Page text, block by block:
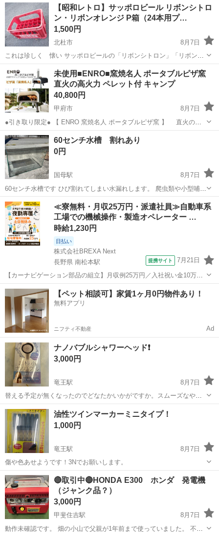
が経年劣化で色褪せが見られます。 エコバッグの方は一度洗濯をした
ので...
山梨 甲斐市 竜王駅 ノベルティグッズ
【昭和レトロ】サッポロビール リボンシトロ
ン・リボンオレンジ P箱（24本用プ…
1,500円
北杜市
8月7日
これは珍しく 懐い サッポロビールの「リボンシトロン」「リボンオ
レンジ」のロゴが入った、赤色の24本用プラスチックケース（P箱）
です。 昭和レトロな雰囲気が漂うアイテムで、インテリア、DIYの素
材...
山梨 北杜市 家庭用品
未使用■ENRO■窯焼名人 ポータブルピザ窯
直火の高火力 ペレット付 キャンプ
40,800円
甲府市
8月7日
●引き取り限定● 【 ENRO 窯焼名人 ポータブルピザ窯 】 直火の高
火力 キャンプ アウトドア 焚火 煙突 お庭やキャンプでお店レベルの
ピザ ペレット付き 【商品詳細】 火で焼くとピザは最高に美...
山梨 甲府市 調理器具
60センチ水槽 割れあり
0円
国母駅
8月7日
60センチ水槽です ひび割れてしまい水漏れします。 爬虫類や小型哺乳
類用には使えると思います
山梨 中巨摩郡 国母駅 その他 水槽
≪寮無料・月収25万円・派遣社員≫自動車系
工場での機械操作・製造オペレーター …
時給1,230円
日払い
株式会社BREXA Next
長野県 南松本駅
提携サイト 7月21日
【カーナビゲーション部品の組立】月収例25万円／入社祝い金10万
円！／うれしい土日祝休み★年間休日125日／稼げる夜勤専属！日払い
OK！ 人気の工場のお仕事 ◇カーナビゲーション部品の組立◇ ■ 業務
内容 車載用カーナビゲ...
長野 松本市 南松本駅 その他
【ペット相談可】家賃1ヶ月0円物件あり！
無料アプリ
ニフティ不動産 Ad
ナノバブルシャワーヘッド❗️
3,000円
竜王駅
8月7日
替える予定が無くなったのでどなたかいかがですか。スムーズなやり
取りのできる方のみ。評価の無い方、悪いのある方、神経質な方はご
遠慮下さい。ノークレーム、ノーリターン、ノーキャンセルでお願い
します。
山梨 甲斐市 竜王駅 ナノバブル
油性ツインマーカーミニタイプ！
1,000円
竜王駅
8月7日
傷や色あせようです！3Nでお願いします。
山梨 甲斐市 竜王駅 その他
🔴取引中🔴HONDA E300 ホンダ 発電機
（ジャンク品？）
3,000円
甲斐住吉駅
8月7日
動作未確認です。 畑の小山で父親が1年前まで使っていました。 不要